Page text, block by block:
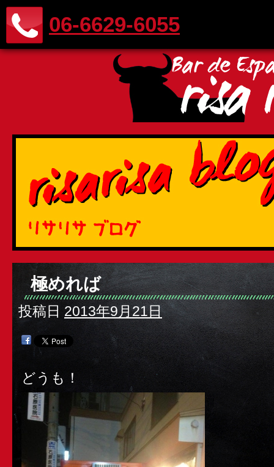
06-6629-6055
極めれば
投稿日 2013年9月21日
どうも！
最近